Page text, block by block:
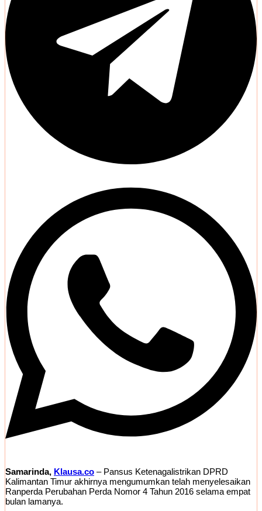
Samarinda, Klausa.co – Pansus Ketenagalistrikan DPRD
Kalimantan Timur akhirnya mengumumkan telah menyelesaikan
Ranperda Perubahan Perda Nomor 4 Tahun 2016 selama empat
bulan lamanya.